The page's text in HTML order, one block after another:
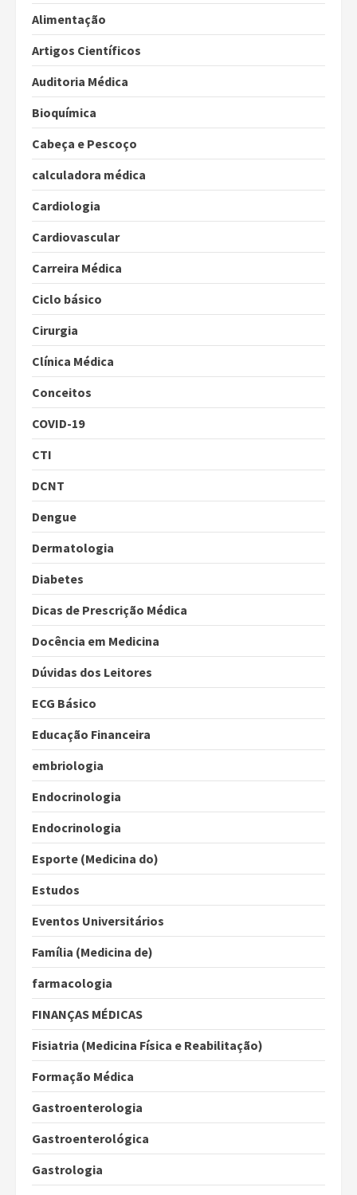
Alimentação
Artigos Científicos
Auditoria Médica
Bioquímica
Cabeça e Pescoço
calculadora médica
Cardiologia
Cardiovascular
Carreira Médica
Ciclo básico
Cirurgia
Clínica Médica
Conceitos
COVID-19
CTI
DCNT
Dengue
Dermatologia
Diabetes
Dicas de Prescrição Médica
Docência em Medicina
Dúvidas dos Leitores
ECG Básico
Educação Financeira
embriologia
Endocrinologia
Endocrinologia
Esporte (Medicina do)
Estudos
Eventos Universitários
Família (Medicina de)
farmacologia
FINANÇAS MÉDICAS
Fisiatria (Medicina Física e Reabilitação)
Formação Médica
Gastroenterologia
Gastroenterológica
Gastrologia